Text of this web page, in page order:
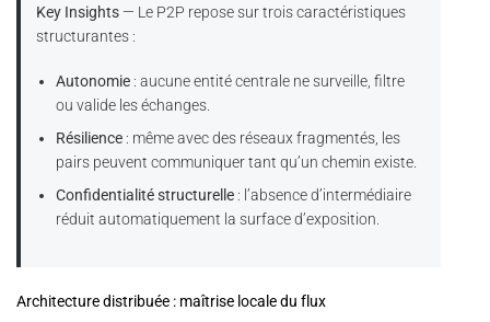
Key Insights — Le P2P repose sur trois caractéristiques
structurantes :
Autonomie : aucune entité centrale ne surveille, filtre
ou valide les échanges.
Résilience : même avec des réseaux fragmentés, les
pairs peuvent communiquer tant qu’un chemin existe.
Confidentialité structurelle : l’absence d’intermédiaire
réduit automatiquement la surface d’exposition.
Architecture distribuée : maîtrise locale du flux